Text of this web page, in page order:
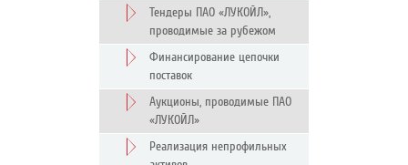
Тендеры ПАО «ЛУКОЙЛ»,
проводимые за рубежом
Финансирование цепочки
поставок
Аукционы, проводимые ПАО
«ЛУКОЙЛ»
Реализация непрофильных